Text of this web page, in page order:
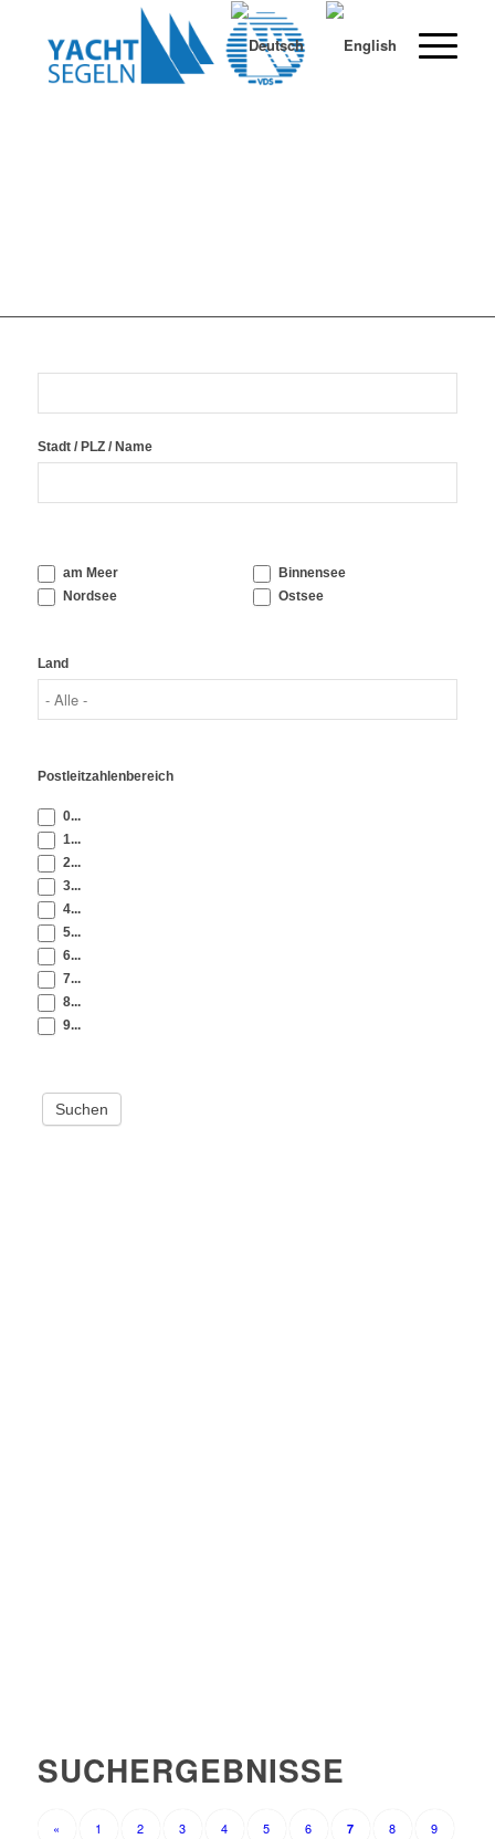
Stadt / PLZ / Name
am Meer
Binnensee
Nordsee
Ostsee
Land
Postleitzahlenbereich
0...
1...
2...
3...
4...
5...
6...
7...
8...
9...
Suchen
SUCHERGEBNISSE
« 1 2 3 4 5 6 7 8 9